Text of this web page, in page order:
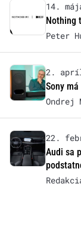
14.
Nothing
Peter
2.
Sony
Ondrej
22.
Audi sa